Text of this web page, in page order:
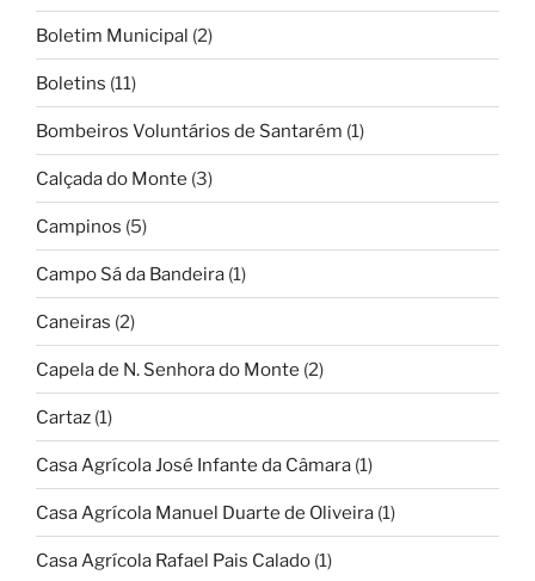
Boletim Municipal (2)
Boletins (11)
Bombeiros Voluntários de Santarém (1)
Calçada do Monte (3)
Campinos (5)
Campo Sá da Bandeira (1)
Caneiras (2)
Capela de N. Senhora do Monte (2)
Cartaz (1)
Casa Agrícola José Infante da Câmara (1)
Casa Agrícola Manuel Duarte de Oliveira (1)
Casa Agrícola Rafael Pais Calado (1)